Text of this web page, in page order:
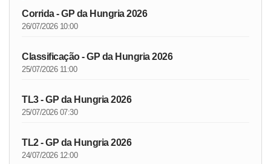
Corrida - GP da Hungria 2026
26/07/2026 10:00
Classificação - GP da Hungria 2026
25/07/2026 11:00
TL3 - GP da Hungria 2026
25/07/2026 07:30
TL2 - GP da Hungria 2026
24/07/2026 12:00